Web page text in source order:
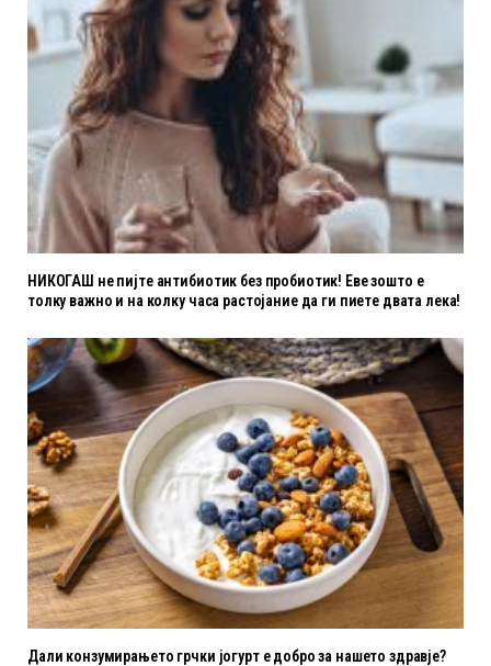
НИКОГАШ не пијте антибиотик без пробиотик! Еве зошто е
толку важно и на колку часа растојание да ги пиете двата лека!
Дали конзумирањето грчки јогурт е добро за нашето здравје?